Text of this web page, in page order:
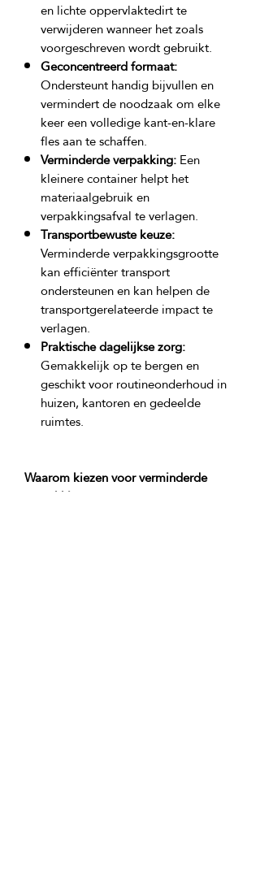
en lichte oppervlaktedirt te
verwijderen wanneer het zoals
voorgeschreven wordt gebruikt.
Geconcentreerd formaat:
Ondersteunt handig bijvullen en
vermindert de noodzaak om elke
keer een volledige kant-en-klare
fles aan te schaffen.
Verminderde verpakking:Een
kleinere container helpt het
materiaalgebruik en
verpakkingsafval te verlagen.
Transportbewuste keuze:
Verminderde verpakkingsgrootte
kan efficiënter transport
ondersteunen en kan helpen de
transportgerelateerde impact te
verlagen.
Praktische dagelijkse zorg:
Gemakkelijk op te bergen en
geschikt voor routineonderhoud in
huizen, kantoren en gedeelde
ruimtes.
Waarom kiezen voor verminderde
verpakking